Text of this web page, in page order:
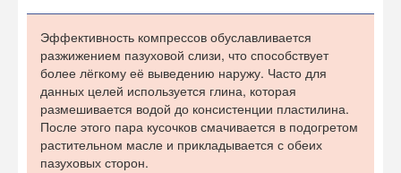
Эффективность компрессов обуславливается
разжижением пазуховой слизи, что способствует
более лёгкому её выведению наружу. Часто для
данных целей используется глина, которая
размешивается водой до консистенции пластилина.
После этого пара кусочков смачивается в подогретом
растительном масле и прикладывается с обеих
пазуховых сторон.